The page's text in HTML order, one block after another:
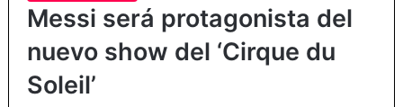
Messi será protagonista del
nuevo show del ‘Cirque du
Soleil’